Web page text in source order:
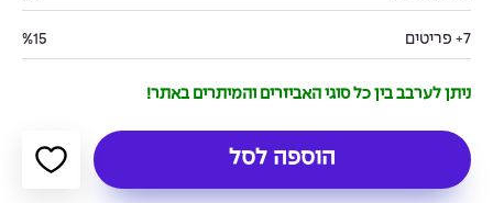
7+ פריטים %15
ניתן לערבב בין כל סוגי האביזרים והמיתרים באתר!
הוספה לסל